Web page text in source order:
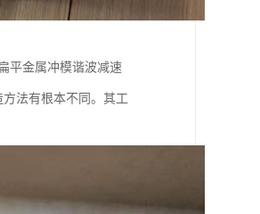
平金属冲模谐波减速
法有根本不同。其工